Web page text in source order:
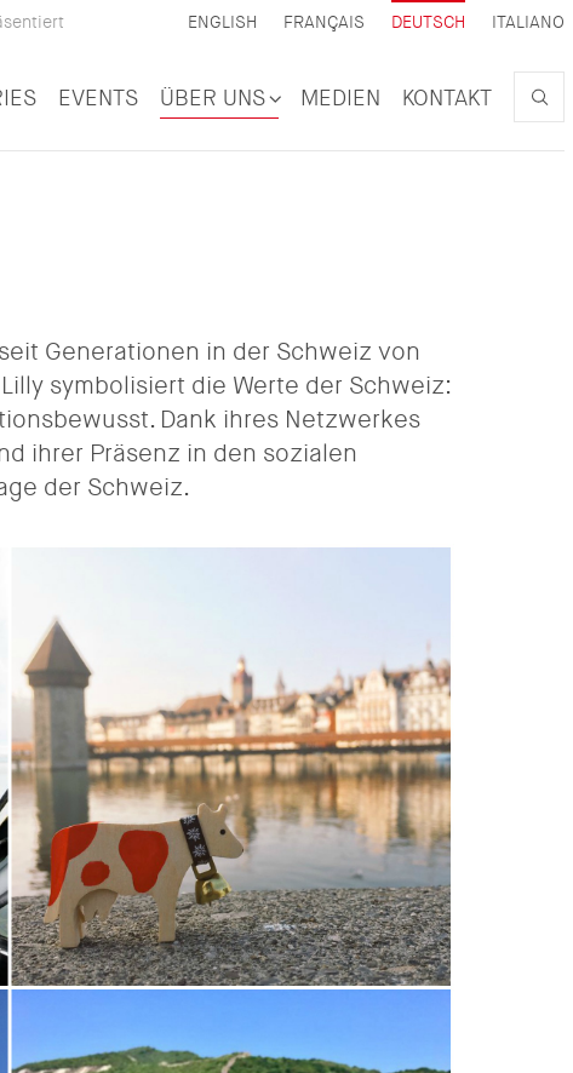
ENGLISH FRANÇAIS DEUTSCH AKTIVITALIANO
präsentiert
EVENTS ÜBER UNS MEDIEN KONTAKT Search
Generationen in der Schweiz von
symbolisiert die Werte der Schweiz:
Dank ihres Netzwerkes
ihrer Präsenz in den sozialen
der Schweiz.